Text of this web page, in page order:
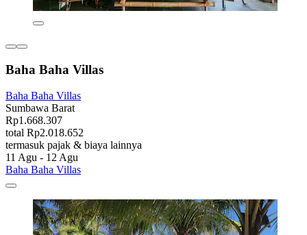
Baha Baha Villas
Baha Baha Villas
Sumbawa Barat
Rp1.668.307
total Rp2.018.652
termasuk pajak & biaya lainnya
11 Agu - 12 Agu
Baha Baha Villas